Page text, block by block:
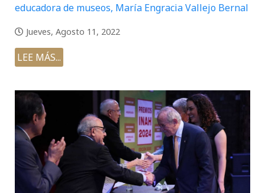
educadora de museos, María Engracia Vallejo Bernal
Jueves, Agosto 11, 2022
LEE MÁS...